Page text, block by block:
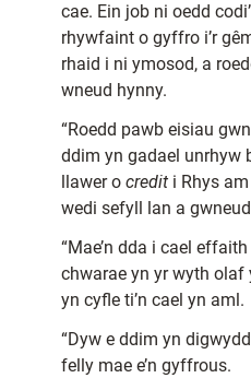
cae. Ein job ni oedd
rhywfaint o gyffro i’r
rhaid i ni ymosod, a
wneud hynny.
“Roedd pawb eisiau
ddim yn gadael unrhyw
llawer o credit i Rhys
wedi sefyll lan a
“Mae’n dda i cael
chwarae yn yr wyth olaf
yn cyfle ti’n cael yn aml.
“Dyw e ddim yn
felly mae e’n gyffrous.